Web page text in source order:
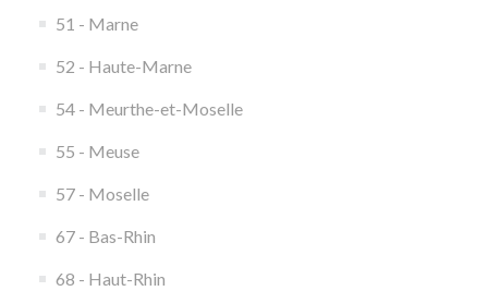
51 - Marne
52 - Haute-Marne
54 - Meurthe-et-Moselle
55 - Meuse
57 - Moselle
67 - Bas-Rhin
68 - Haut-Rhin